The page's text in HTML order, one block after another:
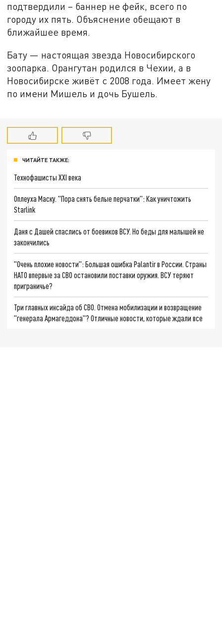
подтвердили – баннер не фейк, всего по
городу их пять. Объяснение обещают в
ближайшее время.
Бату — настоящая звезда Новосибирского
зоопарка. Орангутан родился в Чехии, а в
Новосибирске живёт с 2008 года. Имеет жену
по имени Мишель и дочь Бушель.
ЧИТАЙТЕ ТАКЖЕ:
Технофашисты XXI века
Оплеуха Маску. "Пора снять белые перчатки": Как уничтожить
Starlink
Даня с Дашей спаслись от боевиков ВСУ. Но беды для малышей не
закончились
"Очень плохие новости": Большая ошибка Palantir в России. Страны
НАТО впервые за СВО остановили поставки оружия. ВСУ теряют
приграничье?
Три главных инсайда об СВО. Отмена мобилизации и возвращение
"генерала Армагеддона"? Отличные новости, которые ждали все